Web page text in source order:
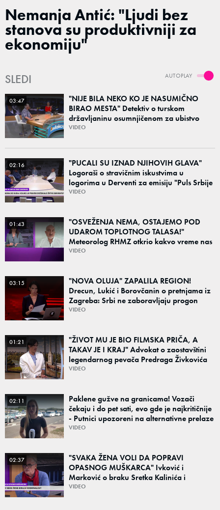
Nemanja Antić: "Ljudi bez
stanova su produktivniji za
ekonomiju"
AUTOPLAY
SLEDI
03:47
"NIJE BILA NEKO KO JE NASUMIČNO
BIRAO MESTA" Detektiv o turskom
državljaninu osumnjičenom za ubistvo
Ruskinje (28): "Mogao je da se predstavi
VIDEO
02:16
"PUCALI SU IZNAD NJIHOVIH GLAVA"
Logoraši o stravičnim iskustvima u
logorima u Derventi za emisiju "Puls Srbije
vikend": "Tada je počela velika tortura..."
VIDEO
01:43
"OSVEŽENJA NEMA, OSTAJEMO POD
UDAROM TOPLOTNOG TALASA!"
Meteorolog RHMZ otkrio kakvo vreme nas
čeka do kraja avgusta
VIDEO
03:15
"NOVA OLUJA" ZAPALILA REGION!
Drecun, Lukić i Borovčanin o pretnjama iz
Zagreba: Srbi ne zaboravljaju progon
VIDEO
01:21
"ŽIVOT MU JE BIO FILMSKA PRIČA, A
TAKAV JE I KRAJ" Advokat o zaostavštini
legendarnog pevača Predraga Živkovića
Tozovca: "Isključenje iz testamenta je
VIDEO
02:11
Paklene gužve na granicama! Vozači
čekaju i do pet sati, evo gde je najkritičnije
- Putnici upozoreni na alternativne prelaze
VIDEO
02:37
"SVAKA ŽENA VOLI DA POPRAVI
OPASNOG MUŠKARCA" Ivković i
Marković o braku Sretka Kalinića i
fenomenu žena koje biraju kriminalce:
VIDEO